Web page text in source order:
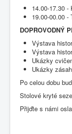
14.00-17.30 -
19.00-00.00 -
DOPROVODNÝ
Výstava
Výstava
Ukázky
Ukázky
Po celou dobu
Stolové kryté
Přijďte s námi